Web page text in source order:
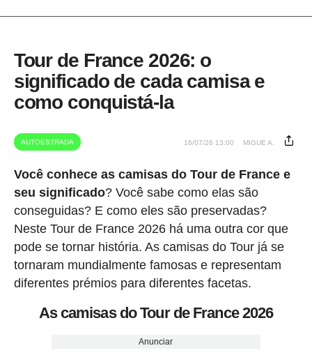
Tour de France 2026: o
significado de cada camisa e
como conquistá-la
AUTOESTRADA 16/07/26 13:00 MIGUE A.
Você conhece as camisas do Tour de France e
seu significado? Você sabe como elas são
conseguidas? E como eles são preservadas?
Neste Tour de France 2026 há uma outra cor que
pode se tornar história. As camisas do Tour já se
tornaram mundialmente famosas e representam
diferentes prémios para diferentes facetas.
As camisas do Tour de France 2026
Anunciar